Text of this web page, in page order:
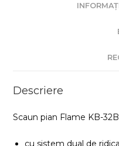
Descriere
Scaun pian Flame KB-
cu sistem dual de